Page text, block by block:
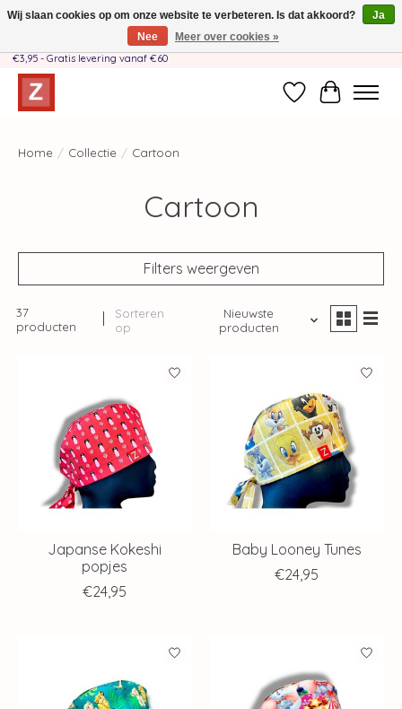
Handgemaakt door moeder-dochterteam❤️ - Verzendkosten BE & NL SLECHTS
€3,95 - Gratis levering vanaf €60
Verlanglijst
Home / Collectie / Cartoon
Cartoon
Filters weergeven
37
producten
Sorteren
op
Nieuwste
producten
Japanse Kokeshi
popjes
€24,95
Baby Looney Tunes
€24,95
Wij slaan cookies op om onze website te verbeteren. Is dat akkoord?
Ja
Nee
Meer over cookies »